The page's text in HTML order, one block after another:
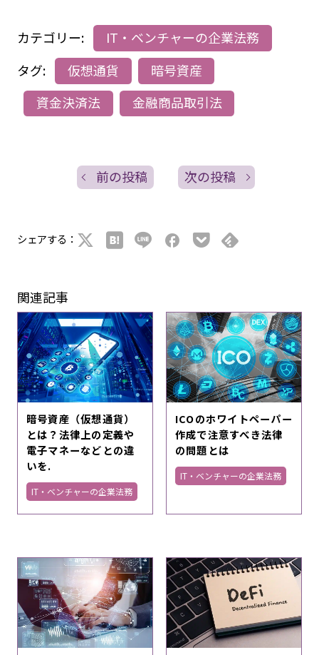
カテゴリー:
IT・ベンチャーの企業法務
タグ:
仮想通貨
暗号資産
資金決済法
金融商品取引法
前の投稿 次の投稿
シェアする：
関連記事
暗号資産（仮想通貨）
とは？法律上の定義や
電子マネーなどとの違
いを.
IT・ベンチャーの企業法務
ICOのホワイトペーパー
作成で注意すべき法律
の問題とは
IT・ベンチャーの企業法務